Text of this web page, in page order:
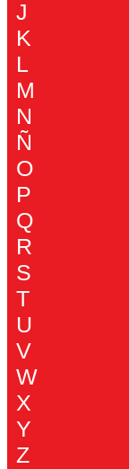
J
K
L
M
N
Ñ
O
P
Q
R
S
T
U
V
W
X
Y
Z